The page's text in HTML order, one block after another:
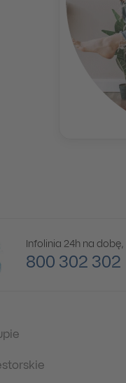
Infolinia 24h na
800 302 302